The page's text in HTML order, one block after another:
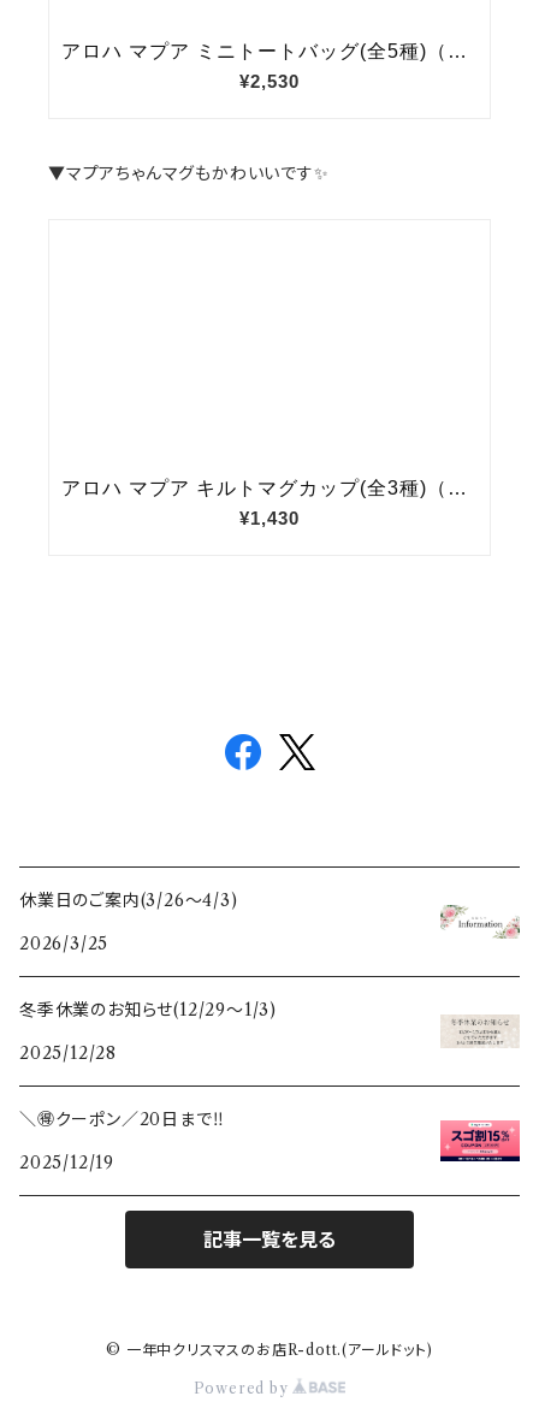
▼マプアちゃんマグもかわいいです✨
休業日のご案内(3/26〜4/3)
2026/3/25
冬季休業のお知らせ(12/29〜1/3)
2025/12/28
＼🉐クーポン／20日まで‼️
2025/12/19
記事一覧を見る
© 一年中クリスマスのお店R-dott.(アールドット)
Powered by